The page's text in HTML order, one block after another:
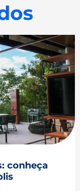
conheça